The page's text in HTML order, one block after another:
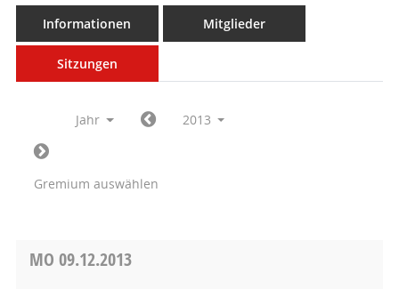
Informationen Mitglieder
Sitzungen
Jahr 2013
Gremium auswählen
MO 09.12.2013